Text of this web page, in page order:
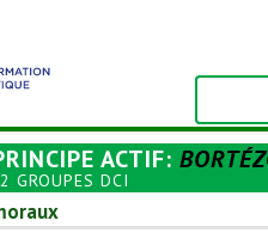
ACTIF:
GROUPES DCI